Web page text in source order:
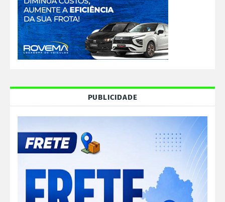
PUBLICIDADE